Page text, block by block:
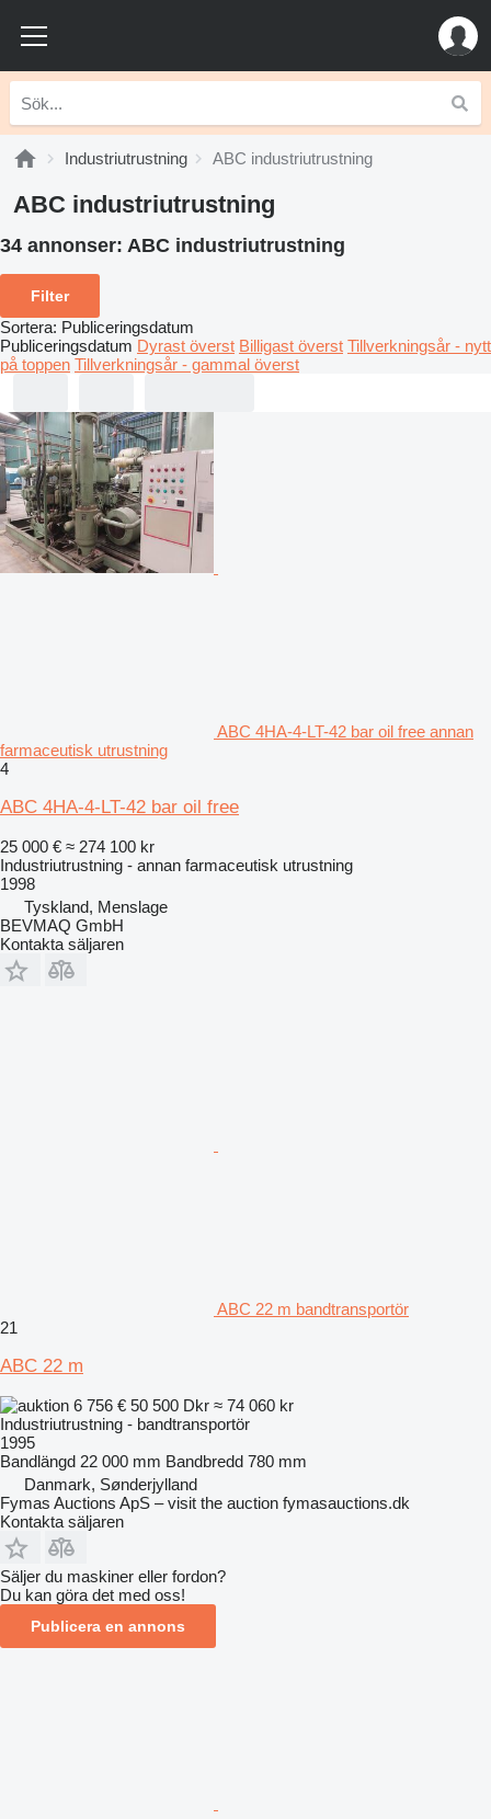
Industriutrustning ABC industriutrustning
ABC industriutrustning
34 annonser: ABC industriutrustning
Filter
Sortera: Publiceringsdatum
Publiceringsdatum Dyrast överst Billigast överst Tillverkningsår - nytt
på toppen Tillverkningsår - gammal överst
ABC 4HA-4-LT-42 bar oil free annan
farmaceutisk utrustning
4
ABC 4HA-4-LT-42 bar oil free
25 000 € ≈ 274 100 kr
Industriutrustning - annan farmaceutisk utrustning
1998
Tyskland, Menslage
BEVMAQ GmbH
Kontakta säljaren
ABC 22 m bandtransportör
21
ABC 22 m
6 756 € 50 500 Dkr ≈ 74 060 kr
Industriutrustning - bandtransportör
1995
Bandlängd 22 000 mm Bandbredd 780 mm
Danmark, Sønderjylland
Fymas Auctions ApS – visit the auction fymasauctions.dk
Kontakta säljaren
Säljer du maskiner eller fordon?
Du kan göra det med oss!
Publicera en annons